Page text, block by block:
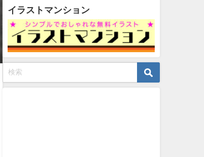
イラストマンション